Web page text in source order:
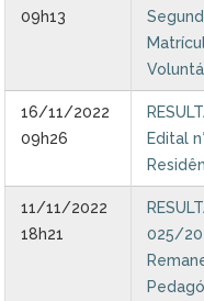
09h13
16/11/2022
09h26
Edital
11/11/2022
18h21
025/